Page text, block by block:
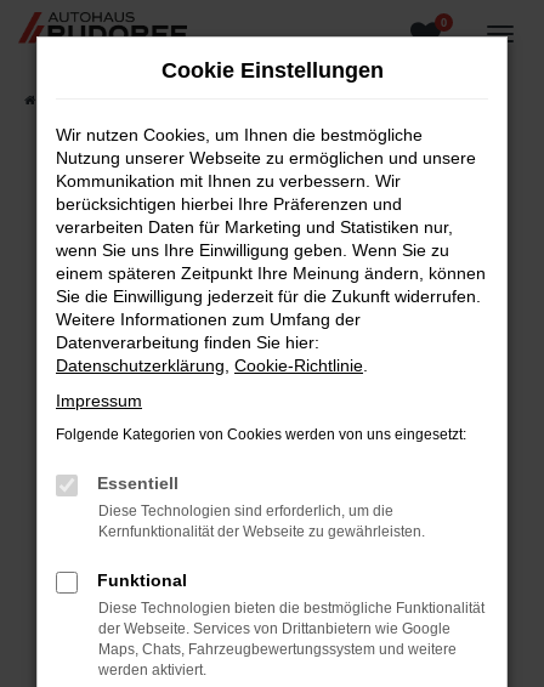
Zum
0
Fehler: Network Error
Beim Laden ist ein Fehler aufgetreten.
Hier sind ein paar Tipps, die dir helfen können:
Überprüfe deine Firewall und deine
Internetverbindung.
Laden andere Webseiten, zum Beispiel deine
Suchmaschine?
Prüfe deine Browsererweiterungen.
Manche Erweiterungen, wie Werbeblocker,
können das Laden bestimmter Seiten
verhindern. Funktioniert die Seite in einem
Fenster?
Starte dein Gerät neu.
Das kann manchmal helfen, vorübergehende
Probleme zu beheben.
Cookie Einstellungen
Wir nutzen Cookies, um Ihnen die bestmögliche
Nutzung unserer Webseite zu ermöglichen und unsere
Kommunikation mit Ihnen zu verbessern. Wir
berücksichtigen hierbei Ihre Präferenzen und
verarbeiten Daten für Marketing und Statistiken nur,
wenn Sie uns Ihre Einwilligung geben. Wenn Sie zu
einem späteren Zeitpunkt Ihre Meinung ändern, können
Sie die Einwilligung jederzeit für die Zukunft widerrufen.
Weitere Informationen zum Umfang der
Datenverarbeitung finden Sie hier:
Datenschutzerklärung Cookie-Richtlinie
Impressum
Folgende Kategorien von Cookies werden von uns eingesetzt:
Essentiell
Diese Technologien sind erforderlich, um die
Kernfunktionalität der Webseite zu gewährleisten.
Funktional
Diese Technologien bieten die bestmögliche Funktionalität
der Webseite. Services von Drittanbietern wie Google
Maps, Chats, Fahrzeugbewertungssystem und weitere
werden aktiviert.